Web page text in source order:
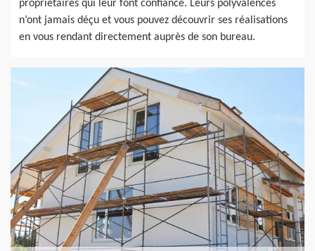
propriétaires qui leur font confiance. Leurs polyvalences
n’ont jamais déçu et vous pouvez découvrir ses réalisations
en vous rendant directement auprès de son bureau.